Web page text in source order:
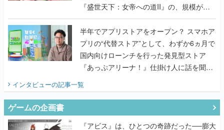
プリの“代替ストア”として、わずか6ヵ月で
国内向けローンチを行った発見型ストア
『あっぷアリーナ！』仕掛け人に話を聞い
てみた
インタビューの記事一覧
『アビス』は、ひとつの奇跡だった──膨大
な開発資料とともに『テイルズ オブ ジ ア
るRPG」が生まれた理由【ゲームの企画